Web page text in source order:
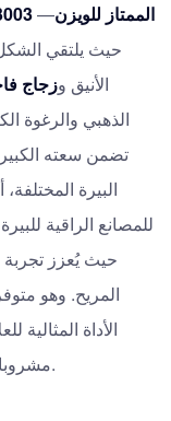
كأس DCS3003 الممتاز للويزن—
حيث يلتقي الشكل
الأنيق وزجاج
الذهبي والرغوة
البيرة
للمصانع الراقية
حيث يُعزز
المريح. وهو
الأداة المثالية
مشروباتها دون التنازل عن العملية أو قابلية التوسع.